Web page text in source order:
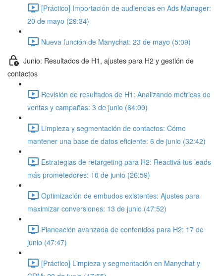
[Práctico] Importación de audiencias en Ads Manager:
20 de mayo (29:34)
Nueva función de Manychat: 23 de mayo (5:09)
Junio: Resultados de H1, ajustes para H2 y gestión de
contactos
Revisión de resultados de H1: Analizando métricas de
ventas y campañas: 3 de junio (64:00)
Limpieza y segmentación de contactos: Cómo
mantener una base de datos eficiente: 6 de junio (32:42)
Estrategias de retargeting para H2: Reactivá tus leads
más prometedores: 10 de junio (26:59)
Optimización de embudos existentes: Ajustes para
maximizar conversiones: 13 de junio (47:52)
Planeación avanzada de contenidos para H2: 17 de
junio (47:47)
[Práctico] Limpieza y segmentación en Manychat y